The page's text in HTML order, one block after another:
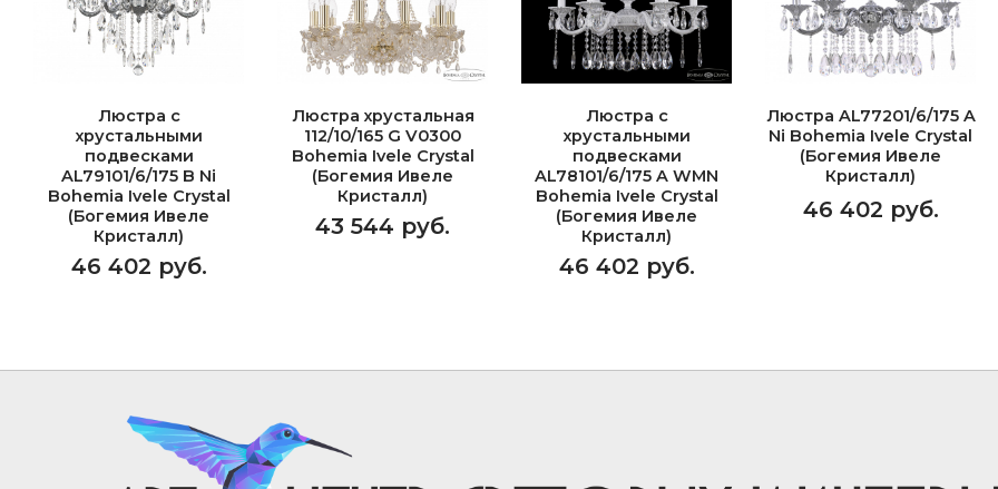
Люстра с
хрустальными
подвесками
AL79101/6/175 B Ni
Bohemia Ivele Crystal
(Богемия Ивеле
Кристалл)
46 402 руб.
Люстра хрустальная
112/10/165 G V0300
Bohemia Ivele Crystal
(Богемия Ивеле
Кристалл)
43 544 руб.
Люстра с
хрустальными
подвесками
AL78101/6/175 A WMN
Bohemia Ivele Crystal
(Богемия Ивеле
Кристалл)
46 402 руб.
Люстра AL77201/6/175 A
Ni Bohemia Ivele Crystal
(Богемия Ивеле
Кристалл)
46 402 руб.